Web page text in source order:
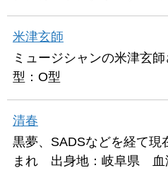
米津玄師
ミュージシャンの米津玄
型：O型
清春
黒夢、SADSなどを経て現
まれ 出身地：岐阜県 血